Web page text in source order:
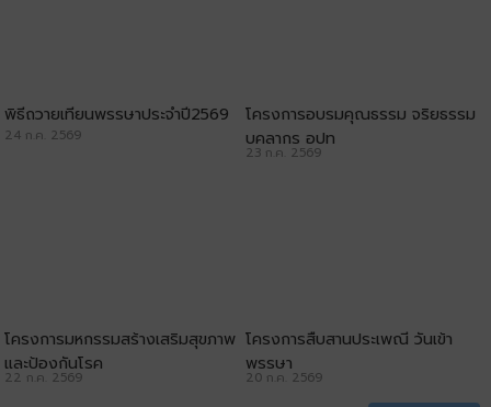
พิธีถวายเทียนพรรษาประจำปี2569
24 ก.ค. 2569
โครงการอบรมคุณธรรม จริยธรรม
บุคลากร อปท
23 ก.ค. 2569
โครงการมหกรรมสร้างเสริมสุขภาพ
และป้องกันโรค
22 ก.ค. 2569
โครงการสืบสานประเพณี วันเข้า
พรรษา
20 ก.ค. 2569